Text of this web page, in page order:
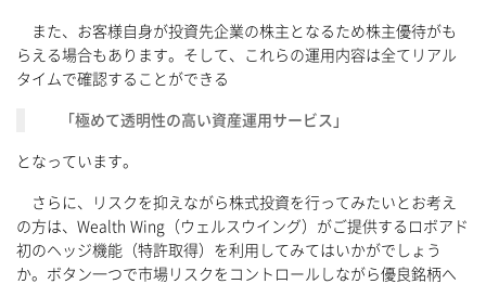
また、お客様自身が投資先企業の株主となるため株主優待がも
らえる場合もあります。そして、これらの運用内容は全てリアル
タイムで確認することができる
「極めて透明性の高い資産運用サービス」
となっています。
さらに、リスクを抑えながら株式投資を行ってみたいとお考え
の方は、Wealth Wing（ウェルスウイング）がご提供するロボアド
初のヘッジ機能（特許取得）を利用してみてはいかがでしょう
か。ボタン一つで市場リスクをコントロールしながら優良銘柄へ